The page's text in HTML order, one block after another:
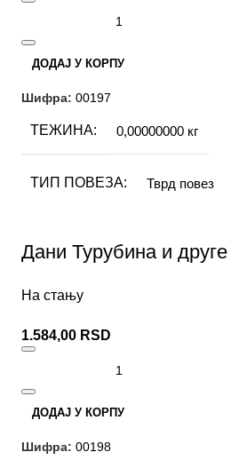
ДОДАЈ У КОРПУ
Шифра: 00197
ТЕЖИНА 0,00000000 кг
ТИП ПОВЕЗА Тврд повез
АУТОР
Дани Турубина и друге
На стању
1.584,00 RSD
ДОДАЈ У КОРПУ
Шифра: 00198